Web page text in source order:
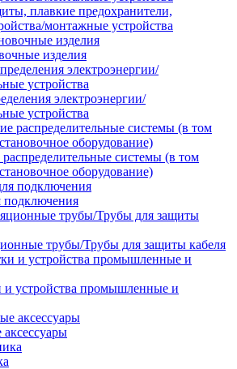
плавкие предохранители,
монтажные устройства
изделия
электроэнергии/
устройства
системы (в том
оборудование)
подключения
трубы/Трубы для защиты кабеля
и устройства промышленные и